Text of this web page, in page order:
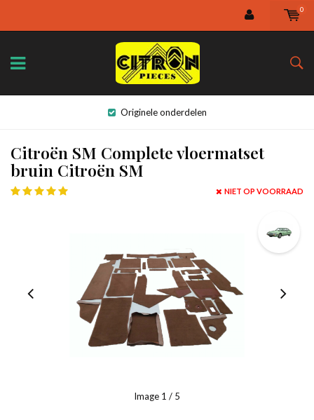
0
Originele onderdelen
Citroën SM Complete vloermatset
bruin Citroën SM
NIET OP VOORRAAD
Image 1 / 5